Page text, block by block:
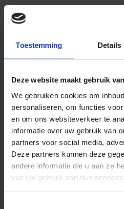
Toestemming Details
Deze website maakt gebruik
We gebruiken cookies om
personaliseren, om functies
en om ons websiteverkeer te
informatie over uw gebruik van
partners voor social media,
Deze partners kunnen deze
andere informatie die u aan ze
van uw gebruik van hun